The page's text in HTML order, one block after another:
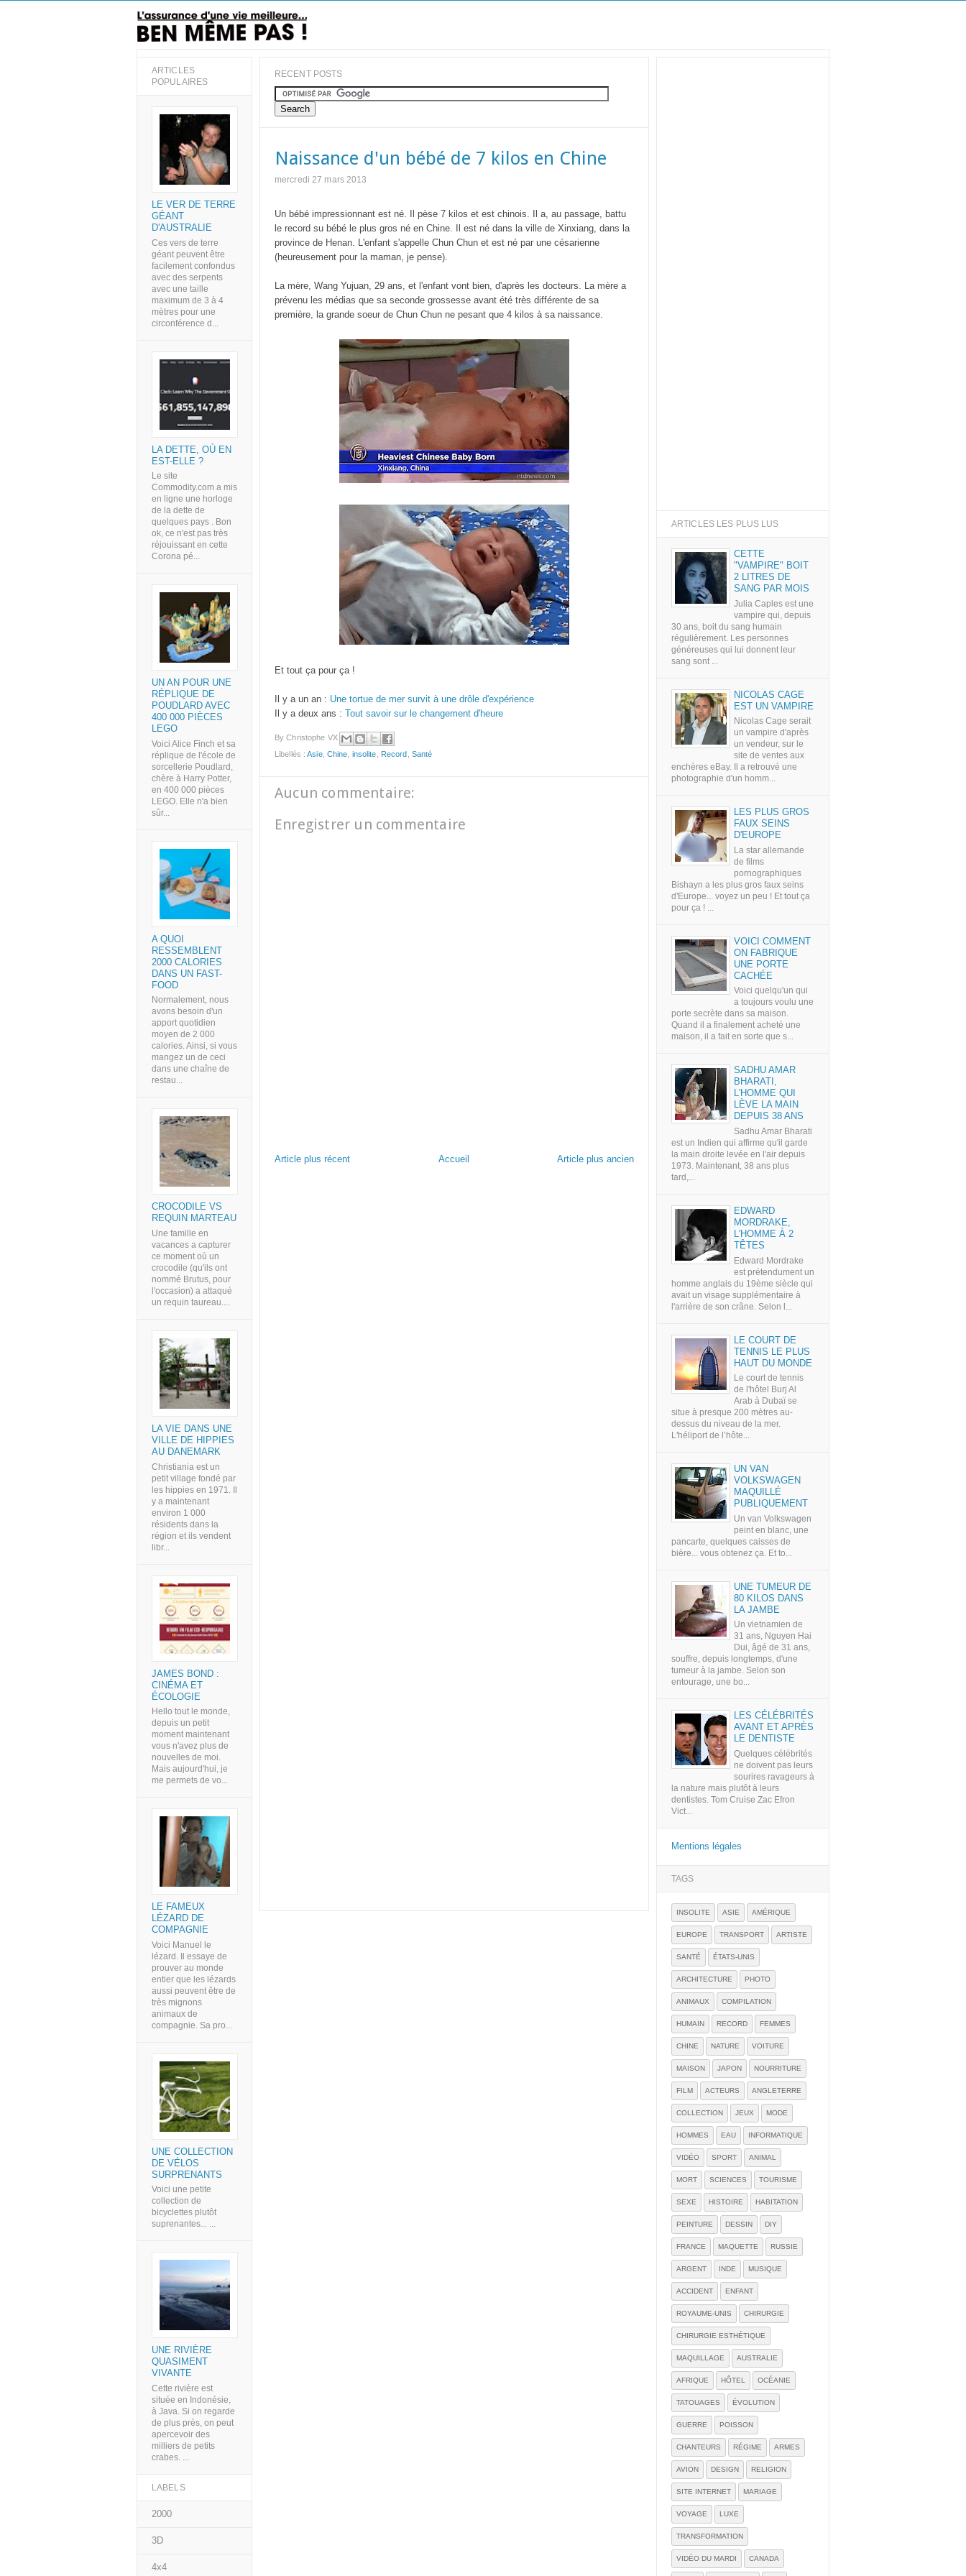
RECENT POSTS
Naissance d'un bébé de 7 kilos en Chine
mercredi 27 mars 2013
Un bébé impressionnant est né. Il pèse 7 kilos et est chinois. Il a, au passage, battu
le record su bébé le plus gros né en Chine. Il est né dans la ville de Xinxiang, dans la
province de Henan. L'enfant s'appelle Chun Chun et est né par une césarienne
(heureusement pour la maman, je pense).
La mère, Wang Yujuan, 29 ans, et l'enfant vont bien, d'après les docteurs. La mère a
prévenu les médias que sa seconde grossesse avant été très différente de sa
première, la grande soeur de Chun Chun ne pesant que 4 kilos à sa naissance.
Et tout ça pour ça !
Il y a un an : Une tortue de mer survit à une drôle d'expérience
Il y a deux ans : Tout savoir sur le changement d'heure
ByChristophe VX
Libellés :Asie, Chine insolite Record Santé
Aucun commentaire:
Enregistrer un commentaire
Article plus récent Article plus ancien
Accueil
ARTICLES
POPULAIRES
LE VER DE TERRE
GÉANT
D'AUSTRALIE
Ces vers de terre
géant peuvent être
facilement confondus
avec des serpents
avec une taille
maximum de 3 à 4
mètres pour une
circonférence d...
LA DETTE, OÙ EN
EST-ELLE ?
Le site
Commodity.com a mis
en ligne une horloge
de la dette de
quelques pays . Bon
ok, ce n'est pas très
réjouissant en cette
Corona pé...
UN AN POUR UNE
RÉPLIQUE DE
POUDLARD AVEC
400 000 PIÈCES
LEGO
Voici Alice Finch et sa
réplique de l'école de
sorcellerie Poudlard,
chère à Harry Potter,
en 400 000 pièces
LEGO. Elle n'a bien
sûr...
A QUOI
RESSEMBLENT
2000 CALORIES
DANS UN FAST-
FOOD
Normalement, nous
avons besoin d'un
apport quotidien
moyen de 2 000
calories. Ainsi, si vous
mangez un de ceci
dans une chaîne de
restau...
CROCODILE VS
REQUIN MARTEAU
Une famille en
vacances a capturer
ce moment où un
crocodile (qu'ils ont
nommé Brutus, pour
l'occasion) a attaqué
un requin taureau....
LA VIE DANS UNE
VILLE DE HIPPIES
AU DANEMARK
Christiania est un
petit village fondé par
les hippies en 1971. Il
y a maintenant
environ 1 000
résidents dans la
région et ils vendent
libr...
JAMES BOND :
CINÉMA ET
ÉCOLOGIE
Hello tout le monde,
depuis un petit
moment maintenant
vous n'avez plus de
nouvelles de moi.
Mais aujourd'hui, je
me permets de vo...
LE FAMEUX
LÉZARD DE
COMPAGNIE
Voici Manuel le
lézard. Il essaye de
prouver au monde
entier que les lézards
aussi peuvent être de
très mignons
animaux de
compagnie. Sa pro...
UNE COLLECTION
DE VÉLOS
SURPRENANTS
Voici une petite
collection de
bicyclettes plutôt
suprenantes... ...
UNE RIVIÈRE
QUASIMENT
VIVANTE
Cette rivière est
située en Indonésie,
à Java. Si on regarde
de plus près, on peut
apercevoir des
milliers de petits
crabes. ...
LABELS
2000
3D
4x4
ARTICLES LES PLUS LUS
CETTE
"VAMPIRE" BOIT
2 LITRES DE
SANG PAR MOIS
Julia Caples est une
vampire qui, depuis
30 ans, boit du sang humain
régulièrement. Les personnes
généreuses qui lui donnent leur
sang sont ...
NICOLAS CAGE
EST UN VAMPIRE
Nicolas Cage serait
un vampire d'après
un vendeur, sur le
site de ventes aux
enchères eBay. Il a retrouvé une
photographie d'un homm...
LES PLUS GROS
FAUX SEINS
D'EUROPE
La star allemande
de films
pornographiques
Bishayn a les plus gros faux seins
d'Europe... voyez un peu ! Et tout ça
pour ça ! ...
VOICI COMMENT
ON FABRIQUE
UNE PORTE
CACHÉE
Voici quelqu'un qui
a toujours voulu une
porte secrète dans sa maison.
Quand il a finalement acheté une
maison, il a fait en sorte que s...
SADHU AMAR
BHARATI,
L'HOMME QUI
LÈVE LA MAIN
DEPUIS 38 ANS
Sadhu Amar Bharati
est un Indien qui affirme qu'il garde
la main droite levée en l'air depuis
1973. Maintenant, 38 ans plus
tard,...
EDWARD
MORDRAKE,
L'HOMME À 2
TÊTES
Edward Mordrake
est prétendument un
homme anglais du 19ème siècle qui
avait un visage supplémentaire à
l'arrière de son crâne. Selon l...
LE COURT DE
TENNIS LE PLUS
HAUT DU MONDE
Le court de tennis
de l'hôtel Burj Al
Arab à Dubaï se
situe à presque 200 mètres au-
dessus du niveau de la mer.
L'héliport de l’hôte...
UN VAN
VOLKSWAGEN
MAQUILLÉ
PUBLIQUEMENT
Un van Volkswagen
peint en blanc, une
pancarte, quelques caisses de
bière... vous obtenez ça. Et to...
UNE TUMEUR DE
80 KILOS DANS
LA JAMBE
Un vietnamien de
31 ans, Nguyen Hai
Dui, âgé de 31 ans,
souffre, depuis longtemps, d'une
tumeur à la jambe. Selon son
entourage, une bo...
LES CÉLÉBRITÉS
AVANT ET APRÈS
LE DENTISTE
Quelques célébrités
ne doivent pas leurs
sourires ravageurs à
la nature mais plutôt à leurs
dentistes. Tom Cruise Zac Efron
Vict...
Mentions légales
TAGS
INSOLITE ASIE AMÉRIQUE
EUROPE TRANSPORT ARTISTE
SANTÉ ÉTATS-UNIS
ARCHITECTURE PHOTO
ANIMAUX COMPILATION
HUMAIN RECORD FEMMES
CHINE NATURE VOITURE
MAISON JAPON NOURRITURE
FILM ACTEURS ANGLETERRE
COLLECTION JEUX MODE
HOMMES EAU INFORMATIQUE
VIDÉO SPORT ANIMAL
MORT SCIENCES TOURISME
SEXE HISTOIRE HABITATION
PEINTURE DESSIN DIY
FRANCE MAQUETTE RUSSIE
ARGENT INDE MUSIQUE
ACCIDENT ENFANT
ROYAUME-UNIS CHIRURGIE
CHIRURGIE ESTHÉTIQUE
MAQUILLAGE AUSTRALIE
AFRIQUE HÔTEL OCÉANIE
TATOUAGES ÉVOLUTION
GUERRE POISSON
CHANTEURS RÉGIME ARMES
AVION DESIGN RELIGION
SITE INTERNET MARIAGE
VOYAGE LUXE
TRANSFORMATION
VIDÉO DU MARDI CANADA